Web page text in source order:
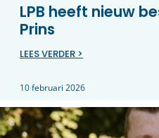
LPB heeft nieuw
Prins
LEES VERDER >
10 februari 2026